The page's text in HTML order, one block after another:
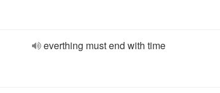
everthing must end with time